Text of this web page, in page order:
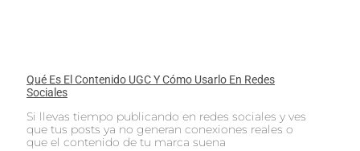
Qué Es El Contenido UGC Y Cómo Usarlo En Redes
Sociales
Si llevas tiempo publicando en redes sociales y ves
que tus posts ya no generan conexiones reales o
que el contenido de tu marca suena